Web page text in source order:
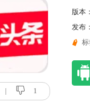
1
版本
发布
标